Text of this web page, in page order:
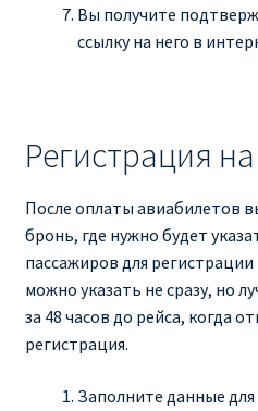
Вы получите
ссылку на него в
Регистрация
После оплаты авиабилетов
бронь, где нужно будет
пассажиров для
можно указать не сразу, но
за 48 часов до рейса, когда
регистрация.
Заполните данные